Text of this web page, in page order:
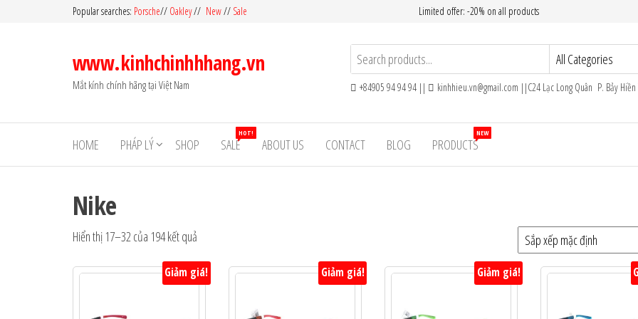
Popular searches: Porsche// Oakley// New// Sale Limited offer: -20% on all products
www.kinhchinhhhang.vn
Mắt kính chính hãng tại Việt Nam +84905 94 94 94 || kinhhieu.vn@gmail.com ||C24 Lạc Long Quân P. Bảy Hiền
HOME PHÁP LÝ SHOP SALE
HOT!
ABOUT US CONTACT BLOG PRODUCTS
NEW
Nike
Hiển thị 17–32 của 194 kết quả
Giảm giá! Giảm giá! Giảm giá!